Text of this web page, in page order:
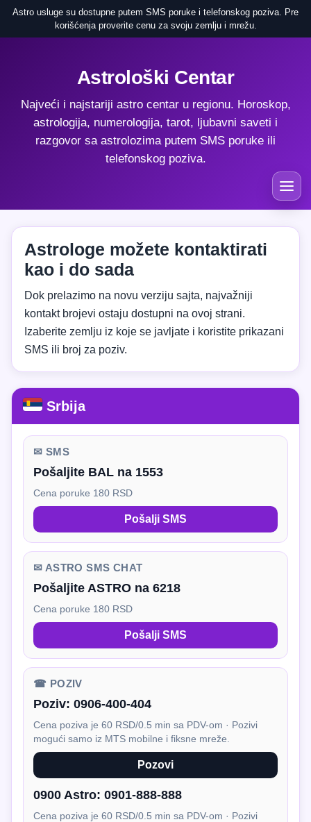
Astro usluge su dostupne putem SMS poruke i telefonskog poziva. Pre
korišćenja proverite cenu za svoju zemlju i mrežu.
Astrološki Centar
Najveći i najstariji astro centar u regionu. Horoskop,
astrologija, numerologija, tarot, ljubavni saveti i
razgovor sa astrolozima putem SMS poruke ili
telefonskog poziva.
Astrologe možete kontaktirati
kao i do sada
Dok prelazimo na novu verziju sajta, najvažniji
kontakt brojevi ostaju dostupni na ovoj strani.
Izaberite zemlju iz koje se javljate i koristite prikazani
SMS ili broj za poziv.
Srbija
✉ SMS
Pošaljite BAL na 1553
Cena poruke 180 RSD
Pošalji SMS
✉ ASTRO SMS CHAT
Pošaljite ASTRO na 6218
Cena poruke 180 RSD
Pošalji SMS
☎ POZIV
Poziv: 0906-400-404
Cena poziva je 60 RSD/0.5 min sa PDV-om · Pozivi
mogući samo iz MTS mobilne i fiksne mreže.
Pozovi
0900 Astro: 0901-888-888
Cena poziva je 60 RSD/0.5 min sa PDV-om · Pozivi